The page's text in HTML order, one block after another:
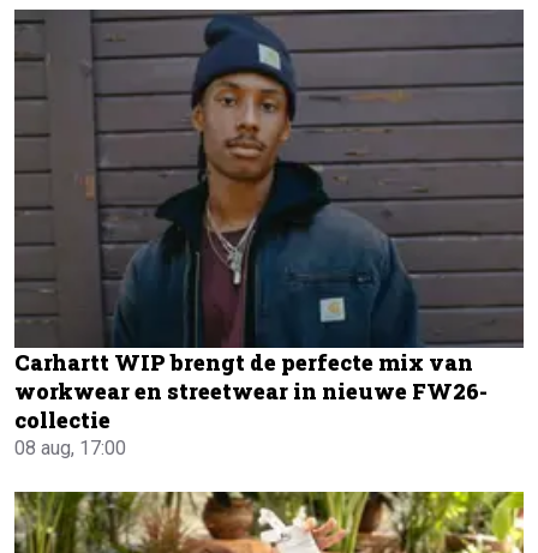
Carhartt WIP brengt de perfecte mix van
workwear en streetwear in nieuwe FW26-
collectie
08 aug, 17:00